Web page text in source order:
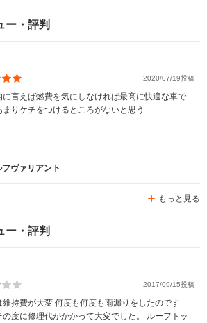
ー・評判
2020/07/19投稿
に言えば燃費を気にしなければ最高に快適な車で
まりケチをつけるところがないと思う
ヴァリアント
もっと見る
ー・評判
2017/09/15投稿
維持費が大変 何度も何度も雨漏りをしたのです
の度に修理代がかかって大変でした。 ルーフトッ